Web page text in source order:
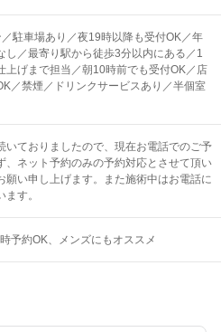
駐車場あり／夜19時以降も受付OK／年
し／最寄り駅から徒歩3分以内にある／1
上げまで担当／朝10時前でも受付OK／店
／禁煙／ドリンクサービスあり／半個室
いておりましたので、現在お電話でのご予
、ネット予約のみの予約対応とさせて頂い
願い申し上げます。また施術中はお電話に
す。
予約OK メンズにもオススメ